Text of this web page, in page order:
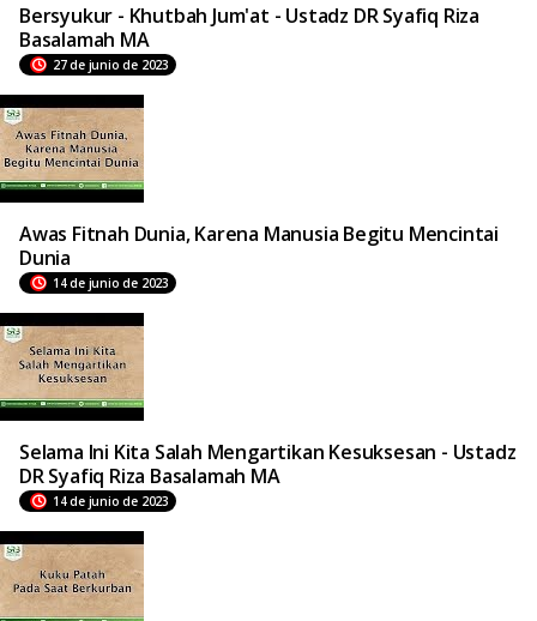
Bersyukur - Khutbah Jum'at - Ustadz DR Syafiq Riza
Basalamah MA
27 de junio de 2023
Awas Fitnah Dunia, Karena Manusia Begitu Mencintai
Dunia
14 de junio de 2023
Selama Ini Kita Salah Mengartikan Kesuksesan - Ustadz
DR Syafiq Riza Basalamah MA
14 de junio de 2023